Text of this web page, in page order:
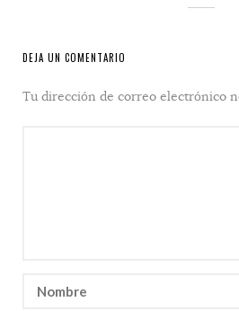
DEJA UN COMENTARIO
Tu dirección de correo electrónico